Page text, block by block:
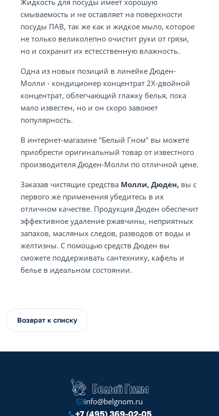
Жидкость для посуды имеет хорошую
смываемость и не оставляет на поверхности
посуды ПАВ, так же как и жидкое мыло, которое
не только великолепно очистит руки от грязи,
но и сохранит их естесственную влажность.
Одна из новых позиций в линейке Дюден-
Молли - кондиционер концентрат 2Х-двойной
концентрат, облегчающий глажку белья, пока
мало известен, но и он скоро завоюет
популярность.
В интернет-магазине "Белый Гном" вы можете
приобрести оригинальный товар от известного
производителя Дюден-Молли по отличной цене.
Заказав чистящие средства Молли, Дюден, вы с
первого же применения убедитесь в их
отличном качестве. Продукция Дюден обеспечит
эффективное удаление ржавчины, неприятных
запахов, масляных следов, разводов от воды и
желтизны. С помощью средств Дюден вы
сможете поддерживать сантехнику, кафель и
белье в идеальном состоянии.
Возврат к списку
info@belgnom.ru
+7 (495) 369-02-05